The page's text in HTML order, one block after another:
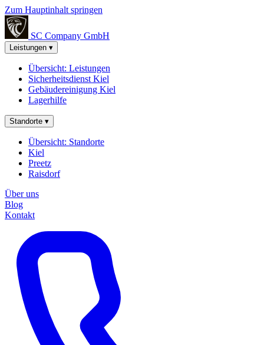
Zum Hauptinhalt springen
SC Company GmbH
Leistungen ▾
Übersicht: Leistungen
Sicherheitsdienst Kiel
Gebäudereinigung Kiel
Lagerhilfe
Standorte ▾
Übersicht: Standorte
Kiel
Preetz
Raisdorf
Über uns
Blog
Kontakt